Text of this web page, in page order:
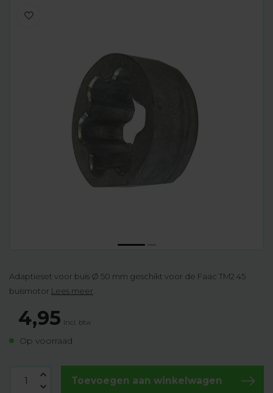
Adaptieset voor buis Ø 50 mm geschikt voor de Faac TM2 45
buismotor Lees meer
4,95 Incl. btw
Op voorraad
Toevoegen aan winkelwagen